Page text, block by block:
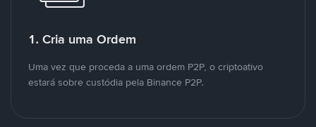
1. Cria uma Ordem
Uma vez que proceda a uma ordem P2P, o criptoativo
estará sobre custódia pela Binance P2P.